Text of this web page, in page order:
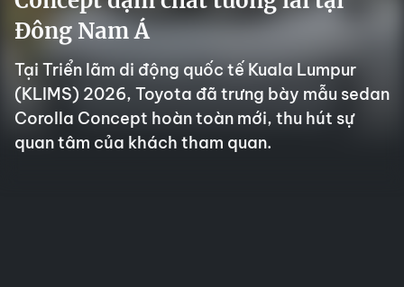
Đông Nam Á
Tại Triển lãm di động quốc tế Kuala Lumpur
(KLIMS) 2026, Toyota đã trưng bày mẫu sedan
Corolla Concept hoàn toàn mới, thu hút sự
quan tâm của khách tham quan.